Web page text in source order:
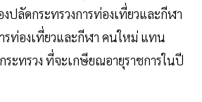
ปลัดกระทรวงการท่องเที่ยวและกีฬา
รท่องเที่ยวและกีฬา คนใหม่ แทน
ะทรวง ที่จะเกษียณอายุราชการในปี